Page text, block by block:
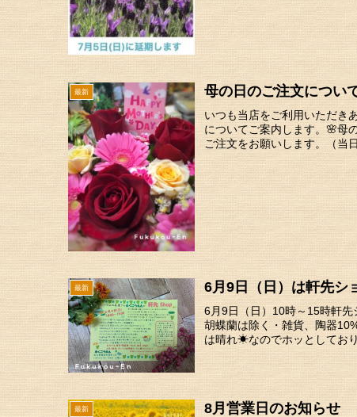
最新 母の日のご注文につい
いつも当店をご利用いただき
についてご案内します。🌸母
ご注文をお願いします。（当
最新 6月9日（日）は軒先シ
6月9日（日）10時～15時軒
胡蝶蘭は除く・雑貨、陶器
は晴れ☀なのでホッとしてお
最新 8月営業日のお知らせ